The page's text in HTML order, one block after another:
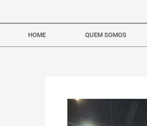
HOME QUEM SOMOS